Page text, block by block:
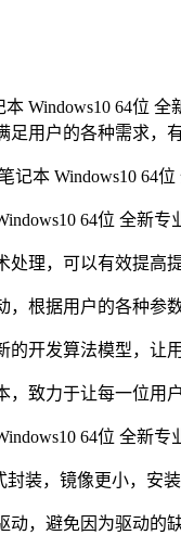
64位 全
足用户的各种需求，
64位 全新专
理，可以有效提高提
根据用户的各种参数
开发算法模型，让用
致力于让每一位用户
64位 全新专
装，镜像更小，安装
，避免因为驱动的缺